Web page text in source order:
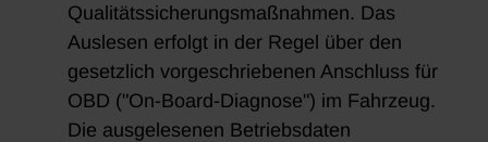
Qualitätssicherungsmaßnahmen. Das
Auslesen erfolgt in der Regel über den
gesetzlich vorgeschriebenen Anschluss für
OBD ("On-Board-Diagnose") im Fahrzeug.
Die ausgelesenen Betriebsdaten